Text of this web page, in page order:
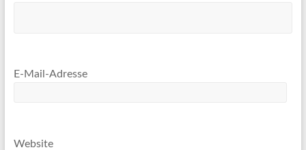
E-Mail-Adresse
Website